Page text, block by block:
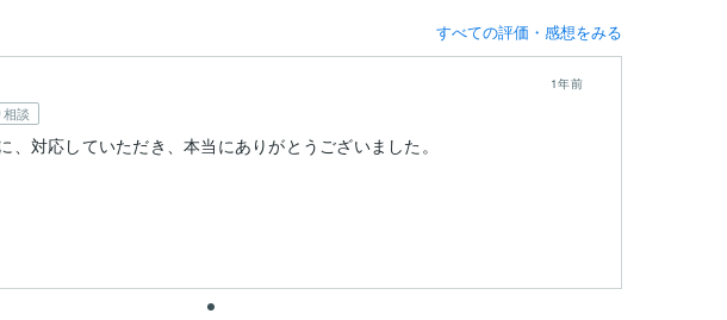
すべての評価・感想をみる
相談
1年前
、対応していただき、本当にありがとうございました。